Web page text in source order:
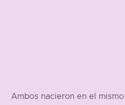
Ambos nacieron en el